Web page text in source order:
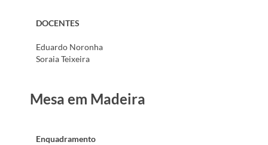
DOCENTES
Eduardo Noronha
Soraia Teixeira
Mesa em Madeira
Enquadramento